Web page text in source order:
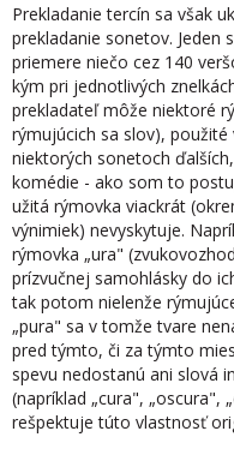
Prekladanie tercín sa však
prekladanie sone­tov. Jeden
priemere niečo cez 140
kým pri jednotlivých
prekladateľ môže niektoré
rýmujúcich sa slov),
niektorých sonetoch
komédie - ako som to
užitá rýmovka viackrát
výnimiek) nevyskytuje.
rýmovka „ura"
prízvučnej samohlásky do
tak potom nielenže
„pura" sa v tomže tvare
pred týmto, či za týmto
spevu nedostanú ani slová
(napríklad „cura", „oscura",
rešpektuje túto vlastnosť